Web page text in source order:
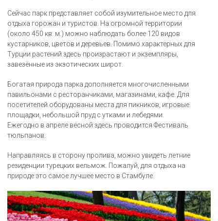
Сейчас парк представляет собой изумительное место для
отдыха горожан и туристов. На огромной территории
(около 450 кв. м.) можно наблюдать более 120 видов
кустарников, цветов и деревьев. Помимо характерных для
Турции растений здесь произрастают и экземпляры,
завезённые из экзотических широт.
Богатая природа парка дополняется многочисленными
павильонами с ресторанчиками, магазинами, кафе. Для
посетителей оборудованы места для пикников, игровые
площадки, небольшой пруд с утками и лебедями.
Ежегодно в апреле весной здесь проводится Фестиваль
тюльпанов.
Направляясь в сторону пролива, можно увидеть летние
резиденции турецких вельмож. Пожалуй, для отдыха на
природе это самое лучшее место в Стамбуле.